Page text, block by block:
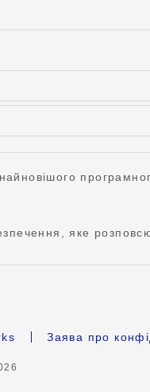
яке
Заява про